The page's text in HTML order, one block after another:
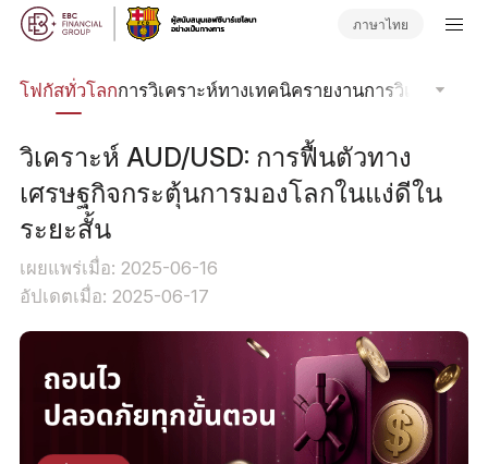
ภาษาไทย
โฟกัสทั่วโลกการวิเคราะห์ทางเทคนิครายงานการวิเคราะห์
วิเคราะห์ AUD/USD: การฟื้นตัวทาง
เศรษฐกิจกระตุ้นการมองโลกในแง่ดีใน
ระยะสั้น
เผยแพร่เมื่อ: 2025-06-16
อัปเดตเมื่อ: 2025-06-17